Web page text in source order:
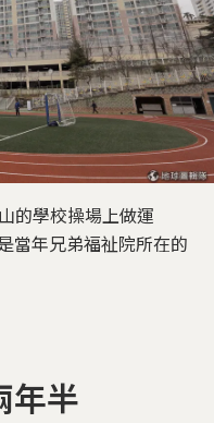
的學校操場上做運
當年兄弟福祉院所在的
年半